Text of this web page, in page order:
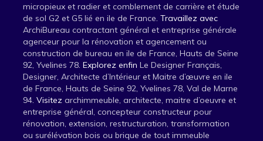
micropieux et radier et comblement de carrière et étude
de sol G2 et G5 lié en ile de France. Travaillez avec
ArchiBureau contractant général et entreprise générale
agenceur pour la rénovation et agencement ou
construction de bureau en ile de France, Hauts de Seine
92, Yvelines 78. Explorez enfin Le Designer Français,
Designer, Architecte d’Intérieur et Maitre d’œuvre en ile
de France, Hauts de Seine 92, Yvelines 78, Val de Marne
94. Visitez archimmeuble, architecte, maitre d’oeuvre et
entreprise général, concepteur constructeur pour
rénovation, extension, restructuration, transformation
ou surélévation bois ou brique de tout immeuble